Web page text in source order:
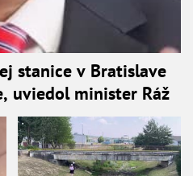
stanice v Bratislave
uviedol minister Ráž